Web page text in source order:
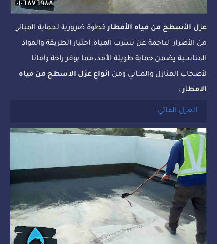
عزل الأسطح من مياه الأمطارخطوة ضرورية لحماية المباني
من الأضرار الناجمة عن تسرب المياه, اختيار الطريقة والمواد
المناسبة يضمن حماية طويلة الأمد، مما يوفر راحة وأمانا
لأصحاب المنازل والمباني ومن انواع عزل الاسطح من مياه
الامطار:
العزل المائي: